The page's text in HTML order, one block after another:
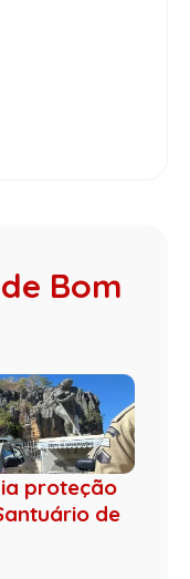
Bom
proteção
de